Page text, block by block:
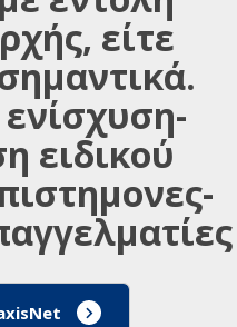
είτε
ειδικού